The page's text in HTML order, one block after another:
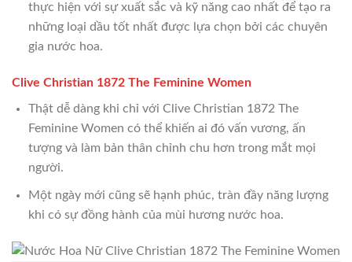
thực hiện với sự xuất sắc và kỹ năng cao nhất để tạo ra
những loại dầu tốt nhất được lựa chọn bởi các chuyên
gia nước hoa.
Clive Christian 1872 The Feminine Women
Thật dễ dàng khi chỉ với Clive Christian 1872 The
Feminine Women có thể khiến ai đó vấn vương, ấn
tượng và làm bản thân chỉnh chu hơn trong mắt mọi
người.
Một ngày mới cũng sẽ hạnh phúc, tràn đầy năng lượng
khi có sự đồng hành của mùi hương nước hoa.